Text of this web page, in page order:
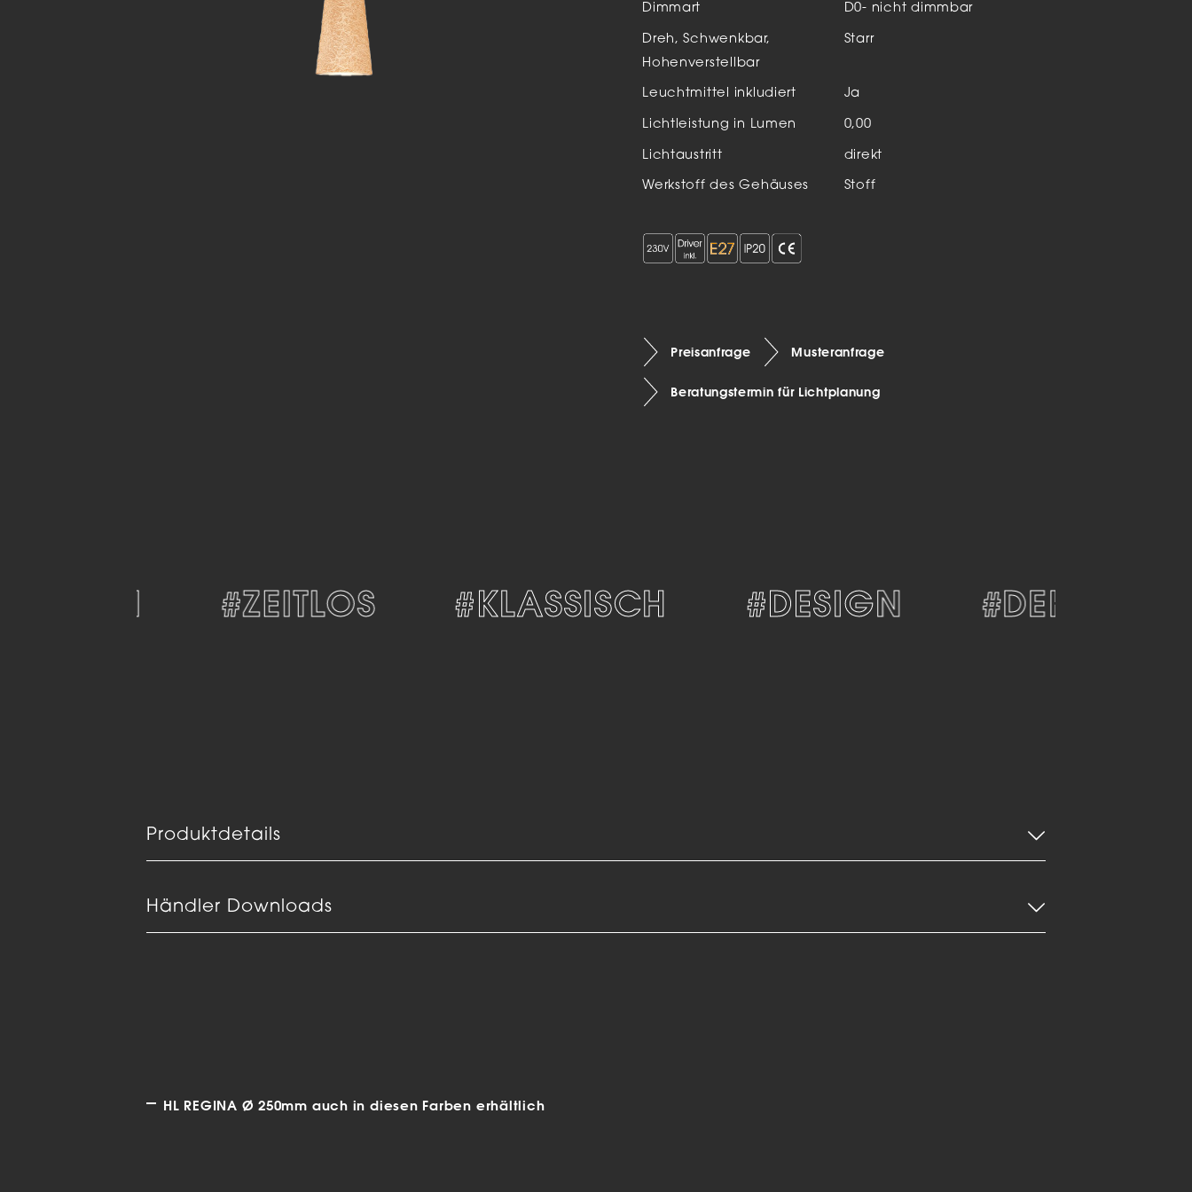
Außenleuchten
LED
Einbauleuchten
Zubehör
Dimmart D0- nicht dimmbar
Dreh, Schwenkbar,
Hohenverstellbar
Starr
Leuchtmittel inkludiert Ja
Lichtleistung in Lumen 0,00
Lichtaustritt direkt
Werkstoff des Gehäuses Stoff
Preisanfrage Musteranfrage
Beratungstermin für Lichtplanung
#KLASSISCH #DESIGN #DEKORATIV
#ZEITLOS
Produktdetails
Händler Downloads
HL REGINA Ø 250mm auch in diesen Farben erhältlich